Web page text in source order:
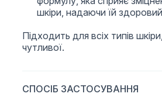
шкіри, надаючи їй
Підходить для всіх типів
чутливої.
СПОСІБ ЗАСТОСУВАННЯ